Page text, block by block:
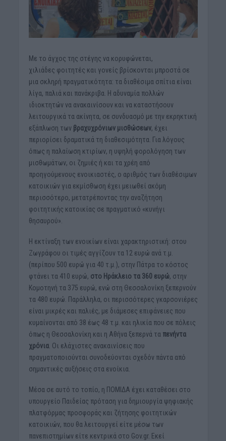
Με το άγχος της στέγης να κορυφώνεται,
χιλιάδες φοιτητές και γονείς βρίσκονται μπροστά σε
μια σκληρή πραγματικότητα: τα διαθέσιμα σπίτια είναι
λίγα, παλιά και πανάκριβα. Η αδυναμία πολλών
ιδιοκτητών να ανακαινίσουν και να καταστήσουν
λειτουργικά τα ακίνητα, σε συνδυασμό με την εκρηκτική
εξάπλωση των βραχυχρόνιων μισθώσεων, έχει
περιορίσει δραματικά τη διαθεσιμότητα. Για λόγους
όπως η παλαίωση κτιρίων, η υψηλή φορολόγηση των
μισθωμάτων, οι ζημιές ή και τα χρέη από
προηγούμενους ενοικιαστές, ο αριθμός των διαθέσιμων
κατοικιών για εκμίσθωση έχει μειωθεί ακόμη
περισσότερο, μετατρέποντας την αναζήτηση
φοιτητικής κατοικίας σε πραγματικό «κυνήγι
θησαυρού».
Η εκτίναξη των ενοικίων είναι χαρακτηριστική: στου
Ζωγράφου οι τιμές αγγίζουν τα 12 ευρώ ανά τ.μ.
(περίπου 500 ευρώ για 40 τ.μ.), στην Πάτρα το κόστος
φτάνει τα 410 ευρώ, στο Ηράκλειο τα 360 ευρώ, στην
Κομοτηνή τα 375 ευρώ, ενώ στη Θεσσαλονίκη ξεπερνούν
τα 480 ευρώ. Παράλληλα, οι περισσότερες γκαρσονιέρες
είναι μικρές και παλιές, με διάμεσες επιφάνειες που
κυμαίνονται από 38 έως 48 τ.μ. και ηλικία που σε πόλεις
όπως η Θεσσαλονίκη και η Αθήνα ξεπερνά τα πενήντα
χρόνια. Οι ελάχιστες ανακαινίσεις που
πραγματοποιούνται συνοδεύονται σχεδόν πάντα από
σημαντικές αυξήσεις στα ενοίκια.
Μέσα σε αυτό το τοπίο, η ΠΟΜΙΔΑ έχει καταθέσει στο
υπουργείο Παιδείας πρόταση για δημιουργία ψηφιακής
πλατφόρμας προσφοράς και ζήτησης φοιτητικών
κατοικιών, που θα λειτουργεί είτε μέσω των
πανεπιστημίων είτε κεντρικά στο Gov.gr. Εκεί